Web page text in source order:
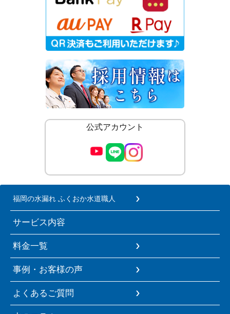
公式アカウント
福岡の水漏れ ふくおか水道職人
サービス内容
料金一覧
事例・お客様の声
よくあるご質問